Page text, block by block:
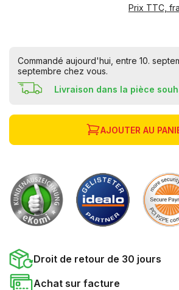
Prix TTC,
Commandé aujourd'hui, entre 10.
septembre chez vous.
Livraison dans la pièce
AJOUTER AU
Droit de retour de 30 jours
Achat sur facture